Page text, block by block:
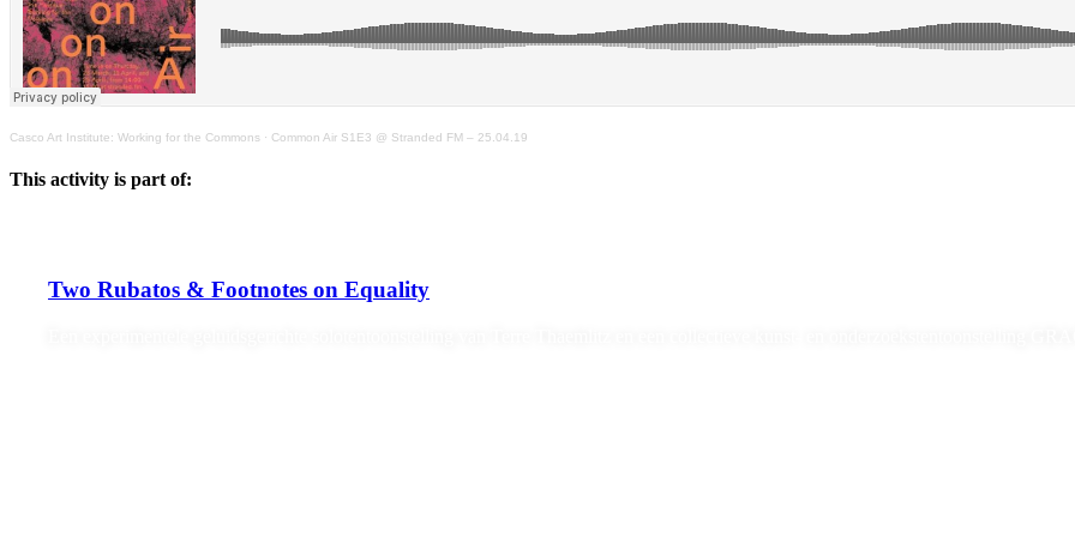
Casco Art Institute: Working for the Commons · Common Air S1E3 @ Stranded FM – 25.04.19
This activity is part of:
Two Rubatos & Footnotes on Equality